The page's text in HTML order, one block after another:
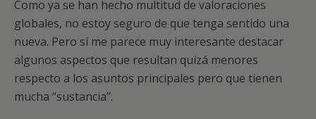
Como ya se han hecho multitud de valoraciones
globales, no estoy seguro de que tenga sentido una
nueva. Pero sí me parece muy interesante destacar
algunos aspectos que resultan quizá menores
respecto a los asuntos principales pero que tienen
mucha “sustancia”.